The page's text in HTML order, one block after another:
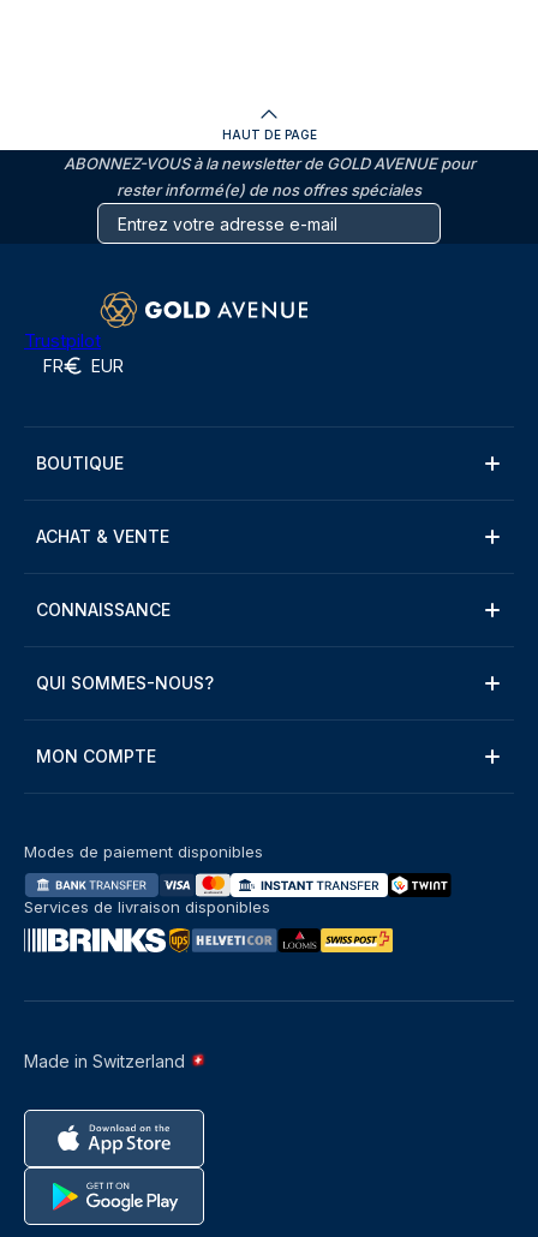
HAUT DE PAGE
ABONNEZ-VOUS à la newsletter de GOLD AVENUE pour
rester informé(e) de nos offres spéciales
Trustpilot
FR EUR
BOUTIQUE
ACHAT & VENTE
CONNAISSANCE
QUI SOMMES-NOUS?
MON COMPTE
Made in Switzerland
Modes de paiement disponibles
Services de livraison disponibles